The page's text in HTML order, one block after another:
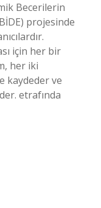
Becerilerin
projesinde
için her bir
her iki
kaydeder ve
etrafında